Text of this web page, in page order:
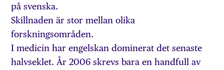
på svenska.
Skillnaden är stor mellan olika
forskningsområden.
I medicin har engelskan dominerat det senaste
halvseklet. År 2006 skrevs bara en handfull av